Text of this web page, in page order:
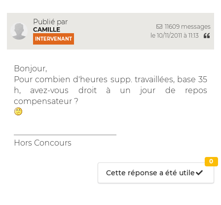
Publié par
CAMILLE
INTERVENANT
11609 messages
le 10/11/2011 à 11:13
Bonjour,
Pour combien d'heures supp. travaillées, base 35
h, avez-vous droit à un jour de repos
compensateur ?
Hors Concours
Cette réponse a été utile
0